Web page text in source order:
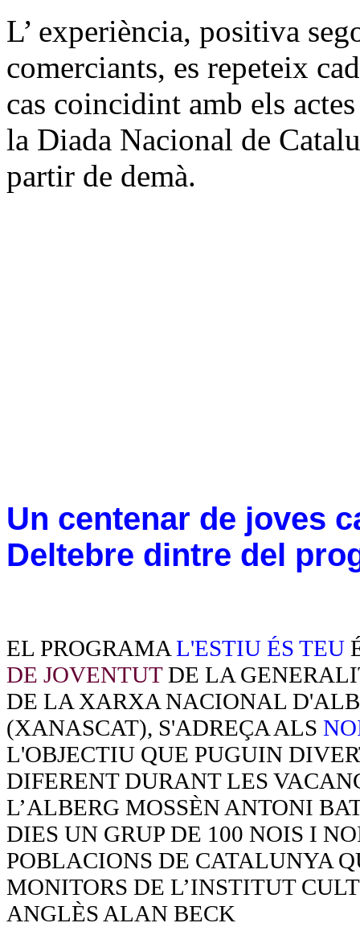
L’ experiència, positiva
comerciants, es repeteix
cas coincidint amb els
la Diada Nacional de
partir de demà.
Un centenar de joves
Deltebre dintre del
EL PROGRAMA L'ESTIU ÉS TEU
DE JOVENTUTDE LA
DE LA XARXA NACIONAL
(XANASCAT), S'ADREÇA ALS
L'OBJECTIU QUE PUGUIN
DIFERENT DURANT LES
L’ALBERG MOSSÈN ANTONI
DIES UN GRUP DE 100 NOIS I
POBLACIONS DE CATALUNYA
MONITORS DE L’INSTITUT
ANGLÈS ALAN BECK